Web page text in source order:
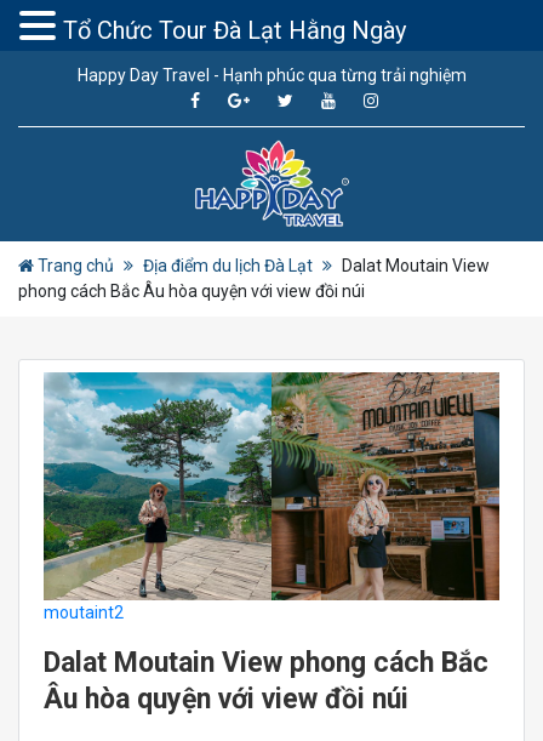
Happy Day Travel - Hạnh phúc qua từng trải nghiệm
Trang chủ Địa điểm du lịch Đà Lạt
Dalat Moutain View
phong cách Bắc Âu hòa quyện với view đồi núi
moutaint2
Dalat Moutain View phong cách Bắc
Âu hòa quyện với view đồi núi
Tổ Chức Tour Đà Lạt Hằng Ngày